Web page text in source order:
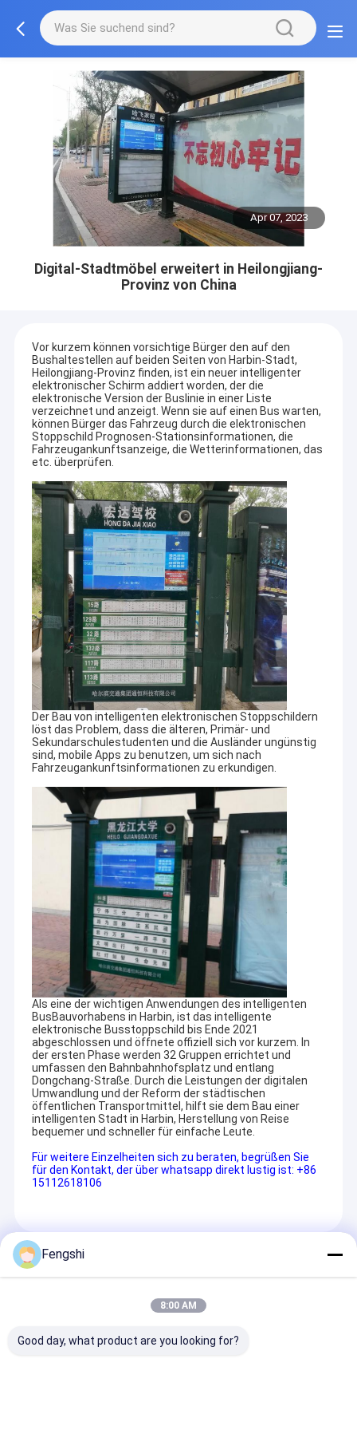
Apr 07, 2023
Digital-Stadtmöbel erweitert in Heilongjiang-
Provinz von China
Vor kurzem können vorsichtige Bürger den auf den
Bushaltestellen auf beiden Seiten von Harbin-Stadt,
Heilongjiang-Provinz finden, ist ein neuer intelligenter
elektronischer Schirm addiert worden, der die
elektronische Version der Buslinie in einer Liste
verzeichnet und anzeigt. Wenn sie auf einen Bus warten,
können Bürger das Fahrzeug durch die elektronischen
Stoppschild Prognosen-Stationsinformationen, die
Fahrzeugankunftsanzeige, die Wetterinformationen, das
etc. überprüfen.
Der Bau von intelligenten elektronischen Stoppschildern
löst das Problem, dass die älteren, Primär- und
Sekundarschulestudenten und die Ausländer ungünstig
sind, mobile Apps zu benutzen, um sich nach
Fahrzeugankunftsinformationen zu erkundigen.
Als eine der wichtigen Anwendungen des intelligenten
BusBauvorhabens in Harbin, ist das intelligente
elektronische Busstoppschild bis Ende 2021
abgeschlossen und öffnete offiziell sich vor kurzem. In
der ersten Phase werden 32 Gruppen errichtet und
umfassen den Bahnbahnhofsplatz und entlang
Dongchang-Straße. Durch die Leistungen der digitalen
Umwandlung und der Reform der städtischen
öffentlichen Transportmittel, hilft sie dem Bau einer
intelligenten Stadt in Harbin, Herstellung von Reise
bequemer und schneller für einfache Leute.
Für weitere Einzelheiten sich zu beraten, begrüßen Sie
für den Kontakt, der über whatsapp direkt lustig ist: +86
15112618106
Empfohlene Produkte
Fengshi
8:00 AM
Good day, what product are you looking for?